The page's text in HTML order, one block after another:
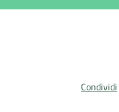
Condividi